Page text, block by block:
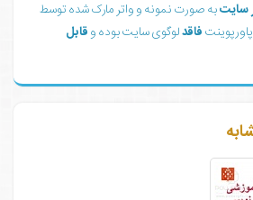
سایتبه صورت نمونه و واتر مارک شده توسط
فاقدلوگوی سایت بوده و قابل